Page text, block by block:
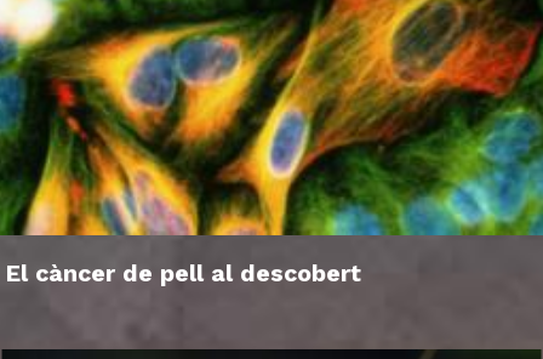
El càncer de pell al descobert